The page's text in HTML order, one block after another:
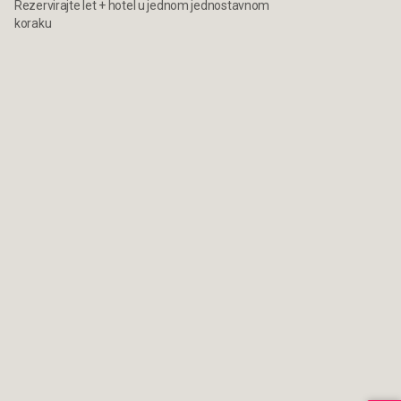
Rezervirajte let + hotel u jednom jednostavnom
koraku